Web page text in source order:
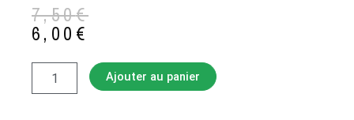
7,50€
Le
prix
était :
7,50€.
6,00 €
Le
prix
est :
6,00€.
Ajouter au panier